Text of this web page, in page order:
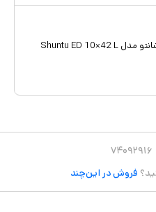
دوربین دو چشمی شانتو مدل Shuntu ED 10×42 L
۷۴۰۹۲۹۱۶
فروش در این‌چند